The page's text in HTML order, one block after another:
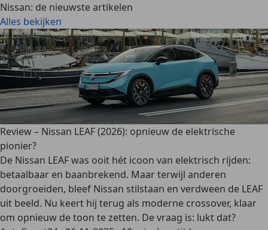
Nissan: de nieuwste artikelen
Alles bekijken
Review – Nissan LEAF (2026): opnieuw de elektrische
pionier?
De Nissan LEAF was ooit hét icoon van elektrisch rijden:
betaalbaar en baanbrekend. Maar terwijl anderen
doorgroeiden, bleef Nissan stilstaan en verdween de LEAF
uit beeld. Nu keert hij terug als moderne crossover, klaar
om opnieuw de toon te zetten. De vraag is: lukt dat?